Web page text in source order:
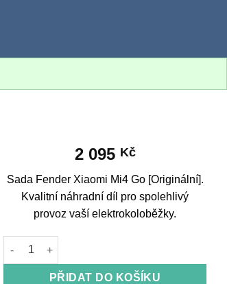
2 095 Kč
Sada Fender Xiaomi Mi4 Go [Originální].
Kvalitní náhradní díl pro spolehlivý
provoz vaší elektrokoloběžky.
Fender kit Xiaomi Mi4 Go [Original] množství
PŘIDAT DO KOŠÍKU